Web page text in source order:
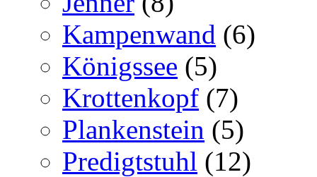
Kampenwand (6)
Königssee (5)
Krottenkopf (7)
Plankenstein (5)
Predigtstuhl (12)